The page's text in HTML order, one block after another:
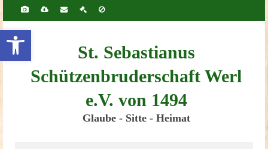
Werkzeugleiste öffnen
springen
St. Sebastianus
Schützenbruderschaft Werl
e.V. von 1494
Glaube - Sitte - Heimat